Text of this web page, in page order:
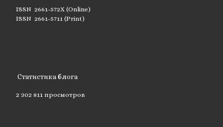
ISSN 2661-572X (Online)
ISSN 2661-5711 (Print)
Статистика блога
2 302 811 просмотров